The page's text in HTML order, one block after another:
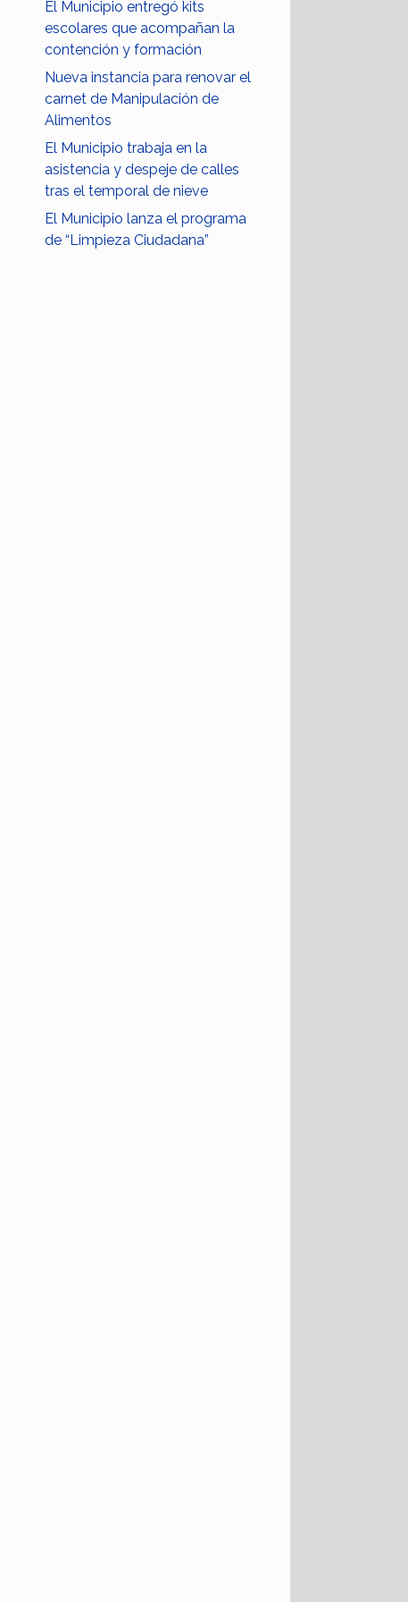
El Municipio entregó kits
escolares que acompañan la
contención y formación
Nueva instancia para renovar el
carnet de Manipulación de
Alimentos
El Municipio trabaja en la
asistencia y despeje de calles
tras el temporal de nieve
El Municipio lanza el programa
de “Limpieza Ciudadana”